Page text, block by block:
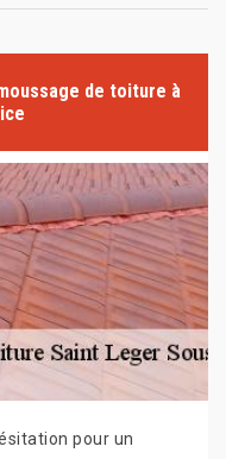
de toiture à
pour un